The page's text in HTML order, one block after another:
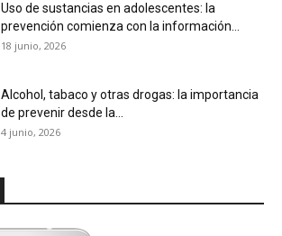
Uso de sustancias en adolescentes: la
prevención comienza con la información...
18 junio, 2026
Alcohol, tabaco y otras drogas: la importancia
de prevenir desde la...
4 junio, 2026